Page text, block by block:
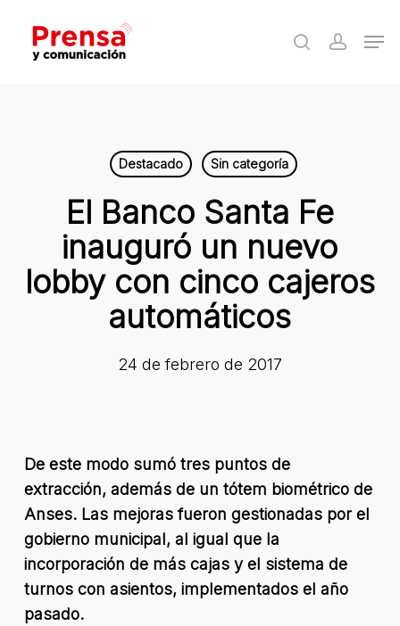
main
search
Destacado Sin categoría
El Banco Santa Fe
inauguró un nuevo
lobby con cinco cajeros
automáticos
24 de febrero de 2017
De este modo sumó tres puntos de
extracción, además de un tótem biométrico de
Anses. Las mejoras fueron gestionadas por el
gobierno municipal, al igual que la
incorporación de más cajas y el sistema de
turnos con asientos, implementados el año
pasado.